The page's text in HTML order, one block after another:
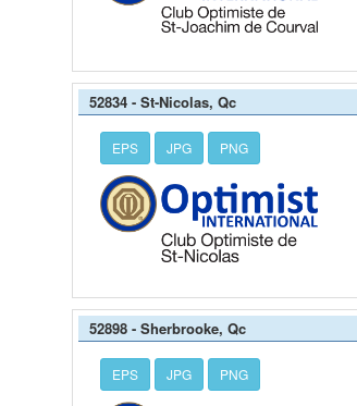
52834 - St-Nicolas, Qc
EPS JPG PNG
52898 - Sherbrooke, Qc
EPS JPG PNG